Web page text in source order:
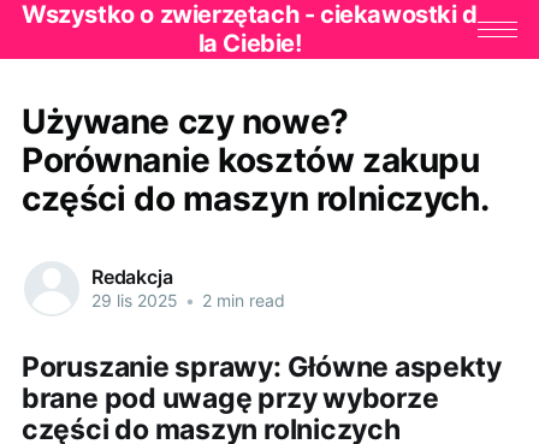
Wszystko o zwierzętach - ciekawostki d
la Ciebie!
Używane czy nowe?
Porównanie kosztów zakupu
części do maszyn rolniczych.
Redakcja
29 lis 2025 • 2 min read
Poruszanie sprawy: Główne aspekty
brane pod uwagę przy wyborze
części do maszyn rolniczych